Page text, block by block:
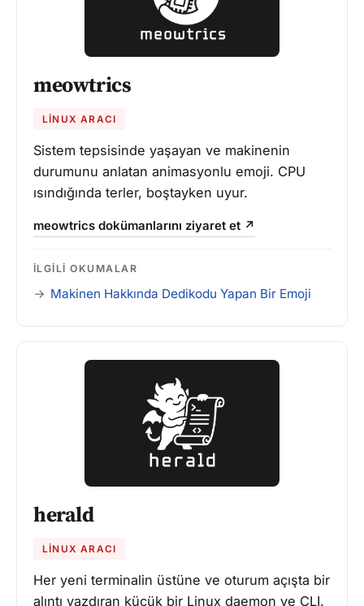
meowtrics
LINUX ARACI
Sistem tepsisinde yaşayan ve makinenin
durumunu anlatan animasyonlu emoji. CPU
ısındığında terler, boştayken uyur.
meowtrics dokümanlarını ziyaret et ↗
İLGILI OKUMALAR
Makinen Hakkında Dedikodu Yapan Bir Emoji
herald
LINUX ARACI
Her yeni terminalin üstüne ve oturum açışta bir
alıntı yazdıran küçük bir Linux daemon ve CLI.